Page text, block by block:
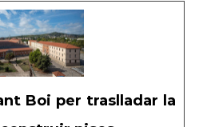
Boi per traslladar la